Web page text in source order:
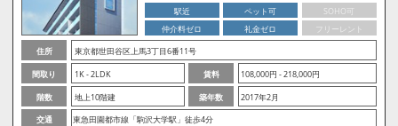
駅近
ペット可
SOHO可
仲介料ゼロ
礼金ゼロ
フリーレント
住所
東京都世田谷区上馬3丁目6番11号
間取り
1K - 2LDK 賃料
108,000円 - 218,000円
階数
地上10階建 築年数
2017年2月
交通
東急田園都市線「駒沢大学駅」徒歩4分